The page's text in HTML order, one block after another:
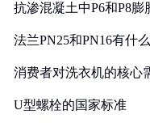
抗渗混凝土中P6和P8
法兰PN25和PN16有什
消费者对洗衣机的核心
U型螺栓的国家标准